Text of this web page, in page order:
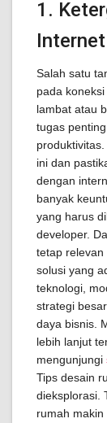
1.
Internet
Salah satu
pada
lambat atau
tugas
ini dan
dengan
banyak
yang harus
developer.
tetap relevan
solusi yang
teknologi,
strategi
daya bisnis.
lebih lanjut
mengunjungi
Tips desain
dieksplorasi.
rumah